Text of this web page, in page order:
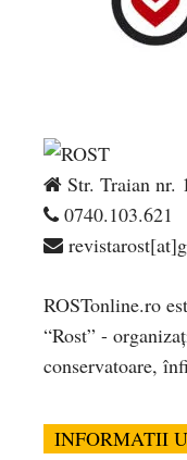
Str. Traian nr.
0740.103.621
ROSTonline.ro
“Rost” -
conservatoare,
INFORMATII